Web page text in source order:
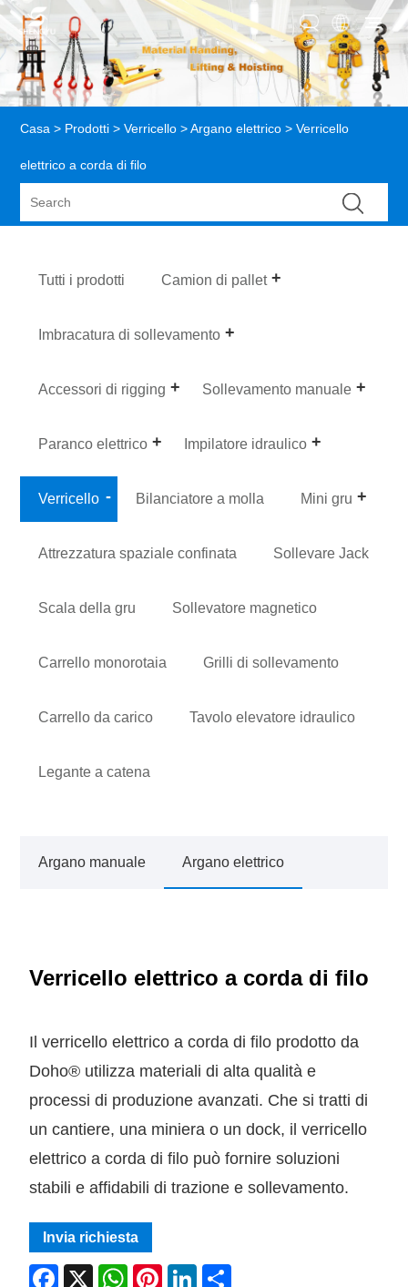
Casa > Prodotti >Verricello >Argano elettrico > Verricello
elettrico a corda di filo
Tutti i prodotti Camion di pallet
Imbracatura di sollevamento
Accessori di rigging Sollevamento manuale
Paranco elettrico Impilatore idraulico
Verricello Bilanciatore a molla Mini gru
Attrezzatura spaziale confinata Sollevare Jack
Scala della gru Sollevatore magnetico
Carrello monorotaia Grilli di sollevamento
Carrello da carico Tavolo elevatore idraulico
Legante a catena
Argano manuale Argano elettrico
Verricello elettrico a corda di filo
Il verricello elettrico a corda di filo prodotto da
Doho® utilizza materiali di alta qualità e
processi di produzione avanzati. Che si tratti di
un cantiere, una miniera o un dock, il verricello
elettrico a corda di filo può fornire soluzioni
stabili e affidabili di trazione e sollevamento.
Invia richiesta
Facebook
X WhatsAppPinterestLinkedIn